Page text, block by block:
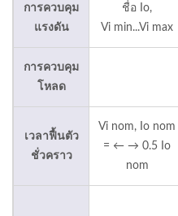
การควบคุม
แรงดัน
ชื่อ Io,
Vi min...Vi max
การควบคุม
โหลด
เวลาฟื้นตัว
ชั่วคราว
Vi nom, Io nom
= ← → 0.5 Io
nom